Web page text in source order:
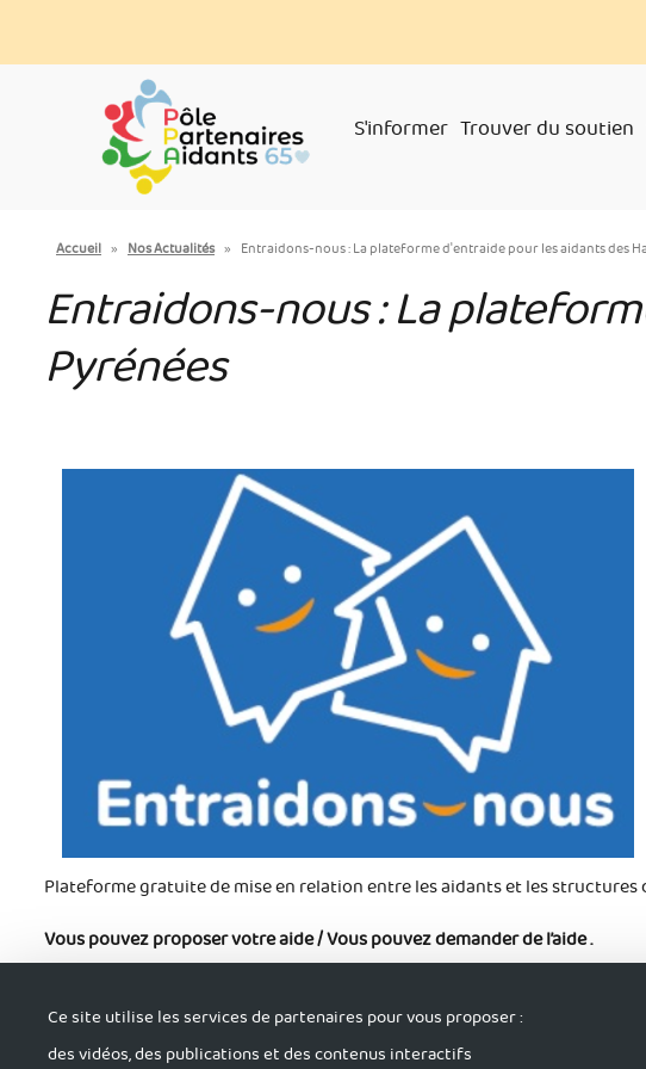
contenu
S'informer Trouver du soutien
You
here
Accueil » Nos Actualités » Entraidons-nous : La plateforme d'entraide pour les aidants des
Entraidons-nous : La
Pyrénées
Plateforme gratuite de mise en relation entre les aidants et les structures
Vous pouvez proposer votre aide / Vous pouvez demander de l’aide .
Ce site utilise les services de partenaires pour vous proposer :
des vidéos, des publications et des contenus interactifs